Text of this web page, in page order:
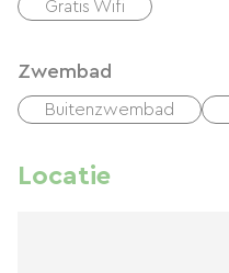
Gratis Wifi
Zwembad
Buitenzwembad
Locatie